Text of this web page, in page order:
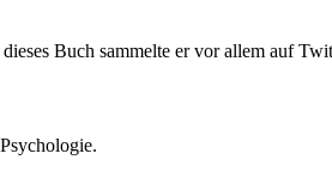
Buch sammelte er vor allem auf